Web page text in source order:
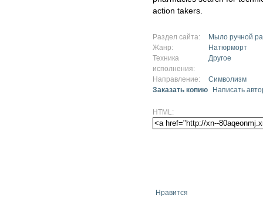
action takers.
Раздел сайта:
Мыло ручной
Жанр:
Натюрморт
Техника
исполнения:
Другое
Направление:
Символизм
Заказать копию
Написать
HTML:
Нравится